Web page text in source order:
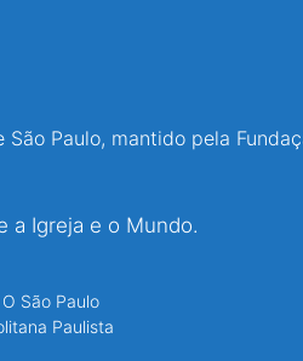
Paulo, mantido pela
a Igreja e o Mundo.
São Paulo
Paulista